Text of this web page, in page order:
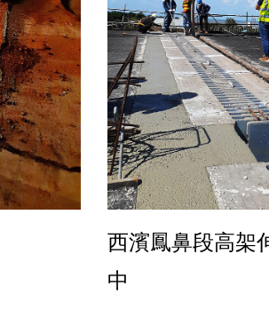
西濱鳳鼻段高架
中